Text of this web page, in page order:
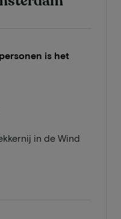
is het
in de Wind